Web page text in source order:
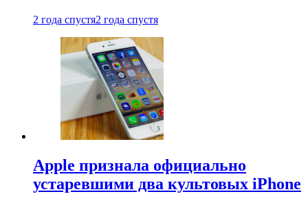
2 года спустя2 года спустя
Apple признала официально
устаревшими два культовых iPhone